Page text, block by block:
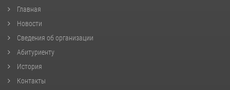
Главная
Новости
Сведения об организации
Абитуриенту
История
Контакты